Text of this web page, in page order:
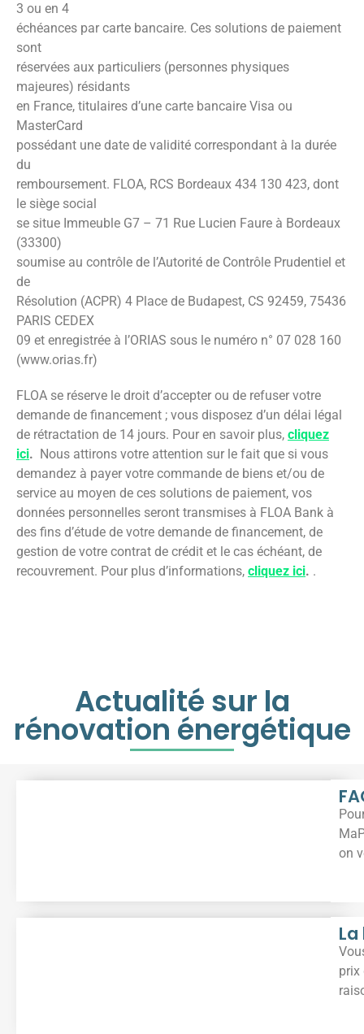
3 ou en 4
échéances par carte bancaire. Ces solutions de paiement
sont
réservées aux particuliers (personnes physiques
majeures) résidants
en France, titulaires d’une carte bancaire Visa ou
MasterCard
possédant une date de validité correspondant à la durée
du
remboursement. FLOA, RCS Bordeaux 434 130 423, dont
le siège social
se situe Immeuble G7 – 71 Rue Lucien Faure à Bordeaux
(33300)
soumise au contrôle de l’Autorité de Contrôle Prudentiel et
de
Résolution (ACPR) 4 Place de Budapest, CS 92459, 75436
PARIS CEDEX
09 et enregistrée à l’ORIAS sous le numéro n° 07 028 160
(www.orias.fr)
FLOA se réserve le droit d’accepter ou de refuser votre
demande de financement ; vous disposez d’un délai légal
de rétractation de 14 jours. Pour en savoir plus, cliquez
ici.
Nous attirons votre attention sur le fait que si vous
demandez à payer votre commande de biens et/ou de
service au moyen de ces solutions de paiement, vos
données personnelles seront transmises à FLOA Bank à
des fins d’étude de votre demande de financement, de
gestion de votre contrat de crédit et le cas échéant, de
recouvrement. Pour plus d’informations, cliquez ici. .
Actualité sur la
rénovation énergétique
on
prix